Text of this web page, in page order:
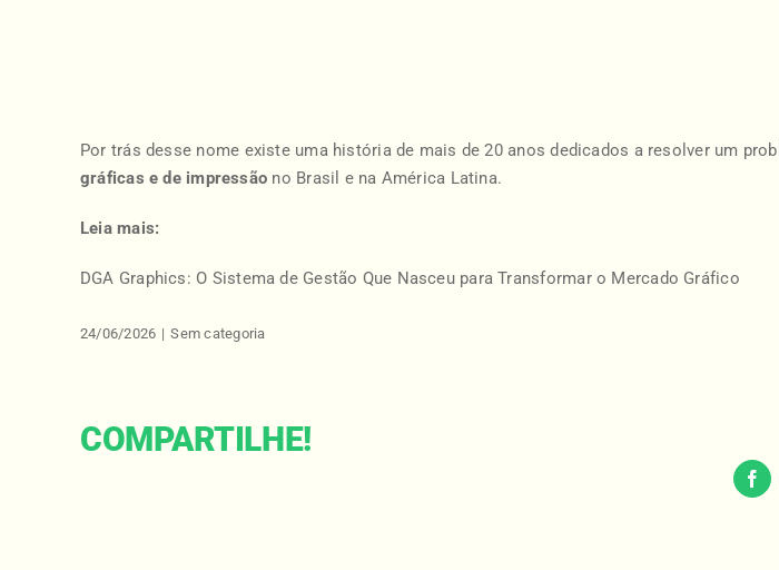
Por trás desse nome existe uma história de mais de 20 anos dedicados a resolver um
gráficas e de impressão no Brasil e na América Latina.
Leia mais:
DGA Graphics: O Sistema de Gestão Que Nasceu para Transformar o Mercado Gráfico
24/06/2026 | Sem categoria
COMPARTILHE!